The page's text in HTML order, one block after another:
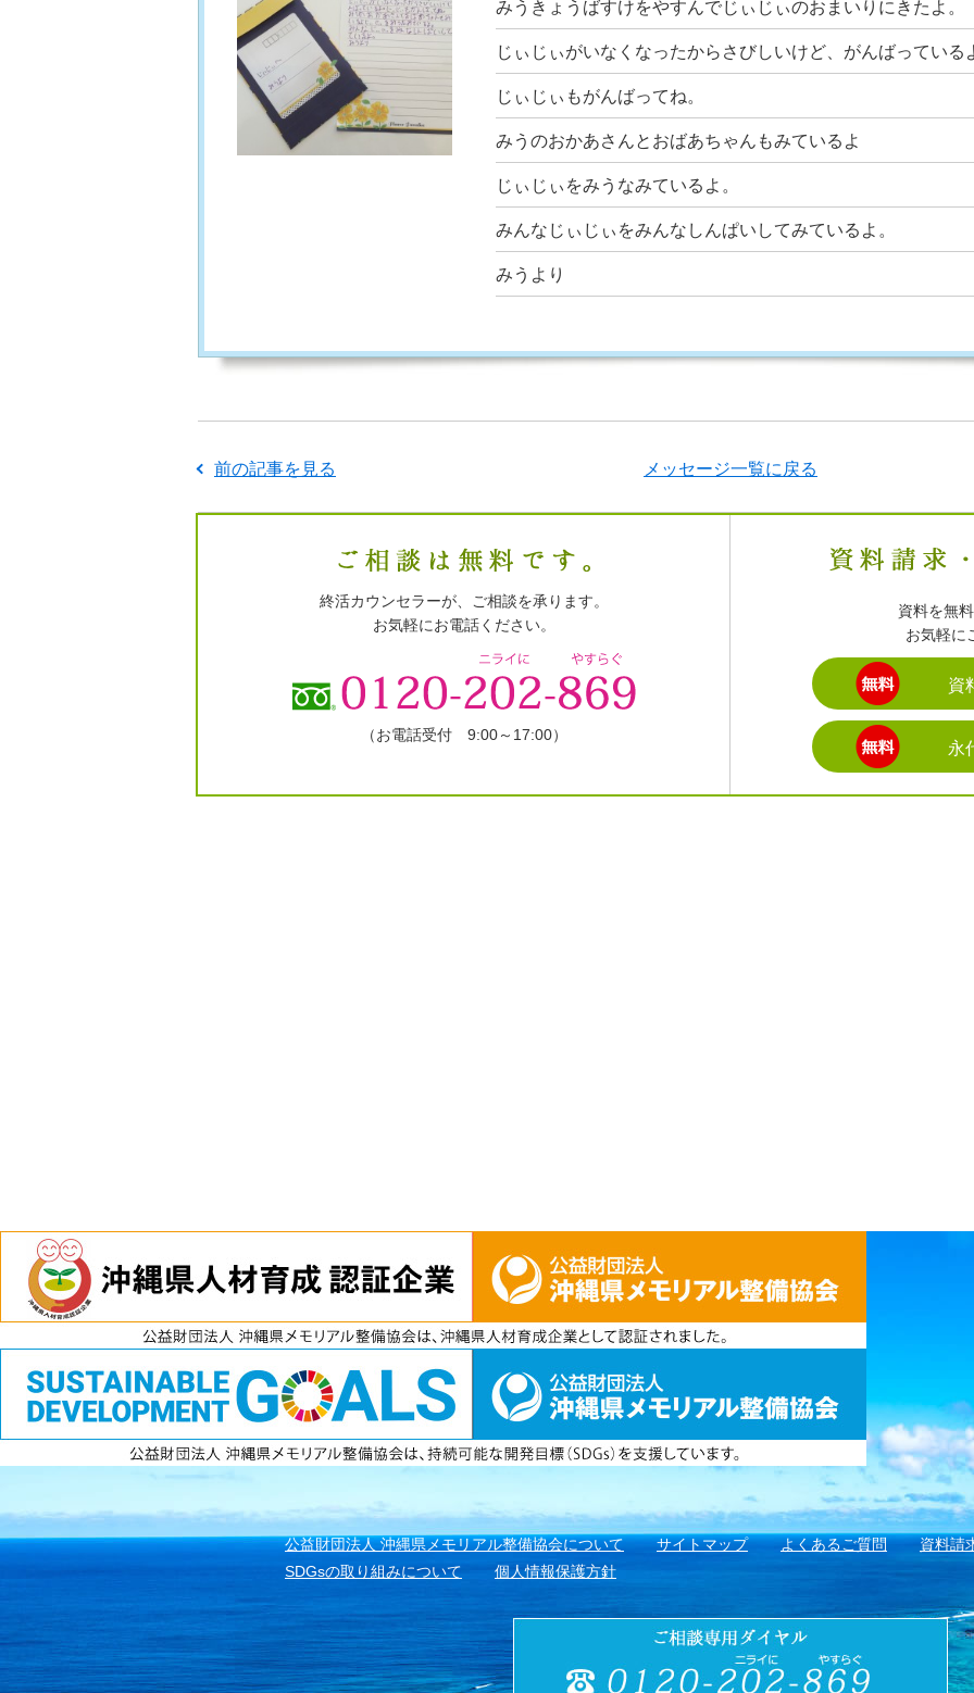
みうきょうばすけをやすんでじぃじぃのおまいりにきたよ。
じぃじぃがいなくなったからさびしいけど、がんばっている
じぃじぃもがんばってね。
みうのおかあさんとおばあちゃんもみているよ
じぃじぃをみうなみているよ。
みんなじぃじぃをみんなしんぱいしてみているよ。
みうより
前の記事を見る メッセージ一覧に戻る
終活カウンセラーが、ご相談を承ります。
お気軽にお電話ください。
（お電話受付 9:00～17:00）
資料を無
お気軽に
資
永
公益財団法人 沖縄県メモリアル整備協会について サイトマップ よくあるご質問
資料請
SDGsの取り組みについて
個人情報保護方針
電話
資料請求
無料見積もり